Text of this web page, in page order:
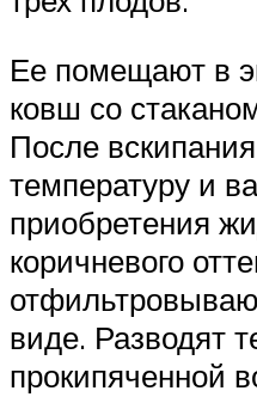
Ее помещают в
ковш со
После
температуру и
приобретения
коричневого
виде. Разводят
прокипяченной